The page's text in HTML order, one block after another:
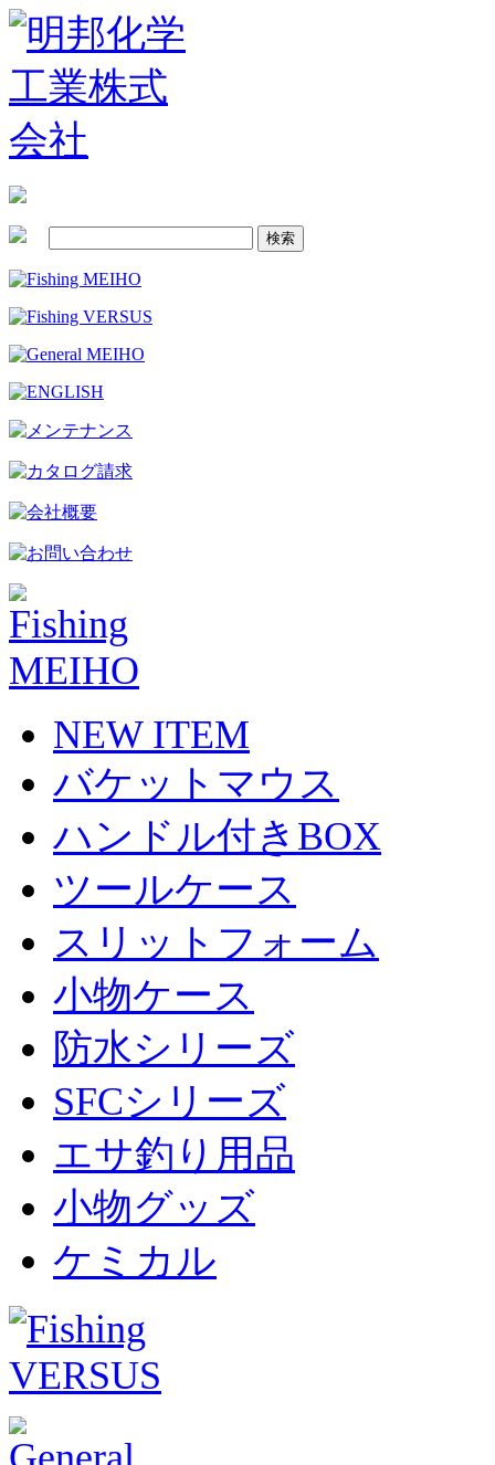
NEW ITEM
バケットマウス
ハンドル付きBOX
ツールケース
スリットフォーム
小物ケース
防水シリーズ
SFCシリーズ
エサ釣り用品
小物グッズ
ケミカル